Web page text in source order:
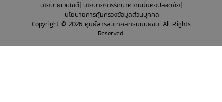
นโยบายเว็บไซต์ นโยบายการรักษาความมั่นคงปลอดภัย
นโยบายการคุ้มครองข้อมูลส่วนบุคคล
Copyright © 2026 ศูนย์สารสนเทศสิทธิมนุษยชน. All Rights
Reserved.